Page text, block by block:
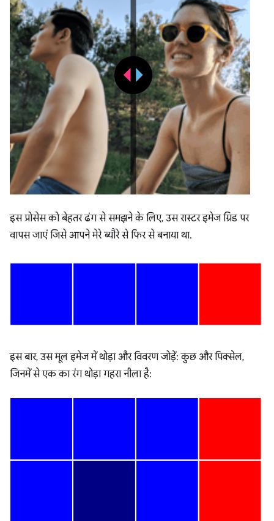
इस प्रोसेस को बेहतर ढंग से समझने के लिए, उस रास्टर इमेज ग्रिड पर
वापस जाएं जिसे आपने मेरे ब्यौरे से फिर से बनाया था.
इस बार, उस मूल इमेज में थोड़ा और विवरण जोड़ें: कुछ और पिक्सेल,
जिनमें से एक का रंग थोड़ा गहरा नीला है: